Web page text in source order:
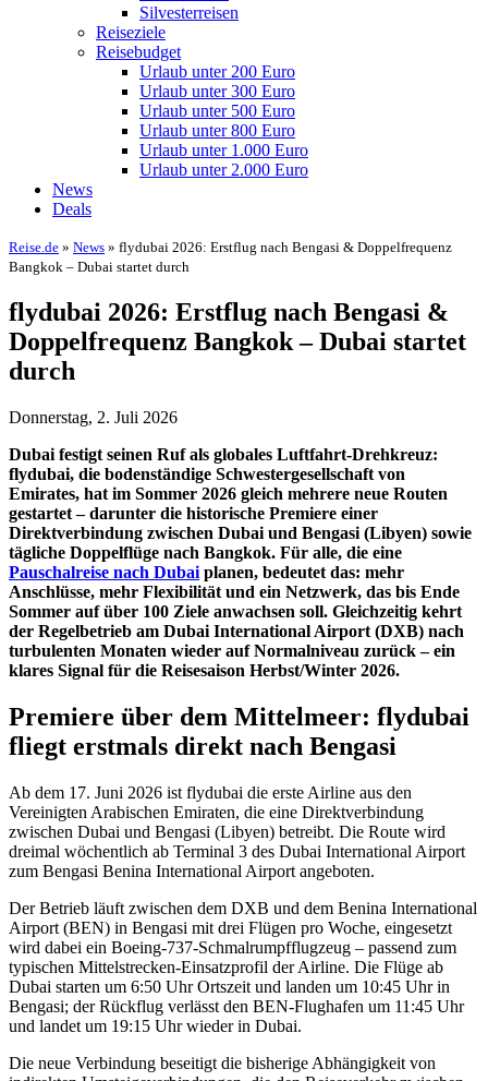
Silvesterreisen
Reiseziele
Reisebudget
Urlaub unter 200 Euro
Urlaub unter 300 Euro
Urlaub unter 500 Euro
Urlaub unter 800 Euro
Urlaub unter 1.000 Euro
Urlaub unter 2.000 Euro
News
Deals
Reise.de » News » flydubai 2026: Erstflug nach Bengasi & Doppelfrequenz
Bangkok – Dubai startet durch
flydubai 2026: Erstflug nach Bengasi &
Doppelfrequenz Bangkok – Dubai startet
durch
Donnerstag, 2. Juli 2026
Dubai festigt seinen Ruf als globales Luftfahrt-Drehkreuz:
flydubai, die bodenständige Schwestergesellschaft von
Emirates, hat im Sommer 2026 gleich mehrere neue Routen
gestartet – darunter die historische Premiere einer
Direktverbindung zwischen Dubai und Bengasi (Libyen) sowie
tägliche Doppelflüge nach Bangkok. Für alle, die eine
Pauschalreise nach Dubai planen, bedeutet das: mehr
Anschlüsse, mehr Flexibilität und ein Netzwerk, das bis Ende
Sommer auf über 100 Ziele anwachsen soll. Gleichzeitig kehrt
der Regelbetrieb am Dubai International Airport (DXB) nach
turbulenten Monaten wieder auf Normalniveau zurück – ein
klares Signal für die Reisesaison Herbst/Winter 2026.
Premiere über dem Mittelmeer: flydubai
fliegt erstmals direkt nach Bengasi
Ab dem 17. Juni 2026 ist flydubai die erste Airline aus den
Vereinigten Arabischen Emiraten, die eine Direktverbindung
zwischen Dubai und Bengasi (Libyen) betreibt. Die Route wird
dreimal wöchentlich ab Terminal 3 des Dubai International Airport
zum Bengasi Benina International Airport angeboten.
Der Betrieb läuft zwischen dem DXB und dem Benina International
Airport (BEN) in Bengasi mit drei Flügen pro Woche, eingesetzt
wird dabei ein Boeing-737-Schmalrumpfflugzeug – passend zum
typischen Mittelstrecken-Einsatzprofil der Airline. Die Flüge ab
Dubai starten um 6:50 Uhr Ortszeit und landen um 10:45 Uhr in
Bengasi; der Rückflug verlässt den BEN-Flughafen um 11:45 Uhr
und landet um 19:15 Uhr wieder in Dubai.
Die neue Verbindung beseitigt die bisherige Abhängigkeit von